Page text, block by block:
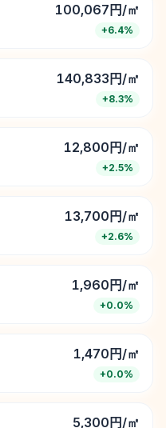
100,067円/㎡
+6.4%
140,833円/㎡
+8.3%
12,800円/㎡
+2.5%
13,700円/㎡
+2.6%
1,960円/㎡
+0.0%
1,470円/㎡
+0.0%
5,300円/㎡